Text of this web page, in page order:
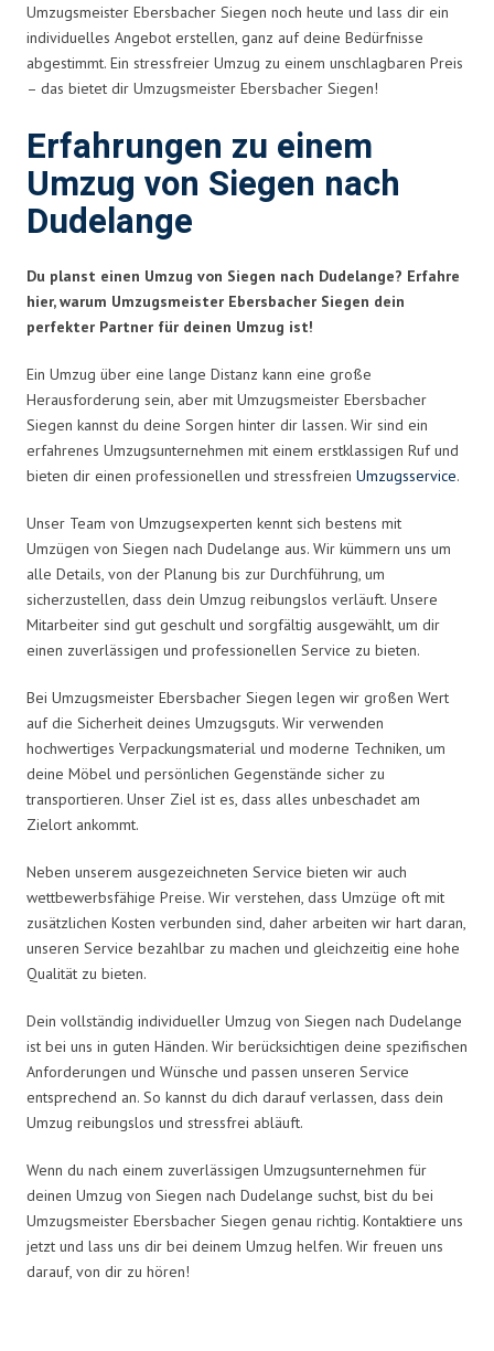
Umzugsmeister Ebersbacher Siegen noch heute und lass dir ein
individuelles Angebot erstellen, ganz auf deine Bedürfnisse
abgestimmt. Ein stressfreier Umzug zu einem unschlagbaren Preis
– das bietet dir Umzugsmeister Ebersbacher Siegen!
Erfahrungen zu einem
Umzug von Siegen nach
Dudelange
Du planst einen Umzug von Siegen nach Dudelange? Erfahre
hier, warum Umzugsmeister Ebersbacher Siegen dein
perfekter Partner für deinen Umzug ist!
Ein Umzug über eine lange Distanz kann eine große
Herausforderung sein, aber mit Umzugsmeister Ebersbacher
Siegen kannst du deine Sorgen hinter dir lassen. Wir sind ein
erfahrenes Umzugsunternehmen mit einem erstklassigen Ruf und
bieten dir einen professionellen und stressfreien Umzugsservice.
Unser Team von Umzugsexperten kennt sich bestens mit
Umzügen von Siegen nach Dudelange aus. Wir kümmern uns um
alle Details, von der Planung bis zur Durchführung, um
sicherzustellen, dass dein Umzug reibungslos verläuft. Unsere
Mitarbeiter sind gut geschult und sorgfältig ausgewählt, um dir
einen zuverlässigen und professionellen Service zu bieten.
Bei Umzugsmeister Ebersbacher Siegen legen wir großen Wert
auf die Sicherheit deines Umzugsguts. Wir verwenden
hochwertiges Verpackungsmaterial und moderne Techniken, um
deine Möbel und persönlichen Gegenstände sicher zu
transportieren. Unser Ziel ist es, dass alles unbeschadet am
Zielort ankommt.
Neben unserem ausgezeichneten Service bieten wir auch
wettbewerbsfähige Preise. Wir verstehen, dass Umzüge oft mit
zusätzlichen Kosten verbunden sind, daher arbeiten wir hart daran,
unseren Service bezahlbar zu machen und gleichzeitig eine hohe
Qualität zu bieten.
Dein vollständig individueller Umzug von Siegen nach Dudelange
ist bei uns in guten Händen. Wir berücksichtigen deine spezifischen
Anforderungen und Wünsche und passen unseren Service
entsprechend an. So kannst du dich darauf verlassen, dass dein
Umzug reibungslos und stressfrei abläuft.
Wenn du nach einem zuverlässigen Umzugsunternehmen für
deinen Umzug von Siegen nach Dudelange suchst, bist du bei
Umzugsmeister Ebersbacher Siegen genau richtig. Kontaktiere uns
jetzt und lass uns dir bei deinem Umzug helfen. Wir freuen uns
darauf, von dir zu hören!